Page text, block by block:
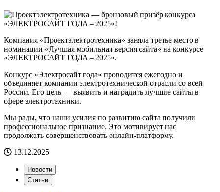
Компания «Проектэлектротехника» заняла третье место в
номинации «Лучшая мобильная версия сайта» на конкурсе
«ЭЛЕКТРОСАЙТ ГОДА – 2025».
Конкурс «Электросайт года» проводится ежегодно и
объединяет компании электротехнической отрасли со всей
России. Его цель — выявить и наградить лучшие сайты в
сфере электротехники.
Мы рады, что наши усилия по развитию сайта получили
профессиональное признание. Это мотивирует нас
продолжать совершенствовать онлайн‑платформу.
13.12.2025
Новости
Статьи